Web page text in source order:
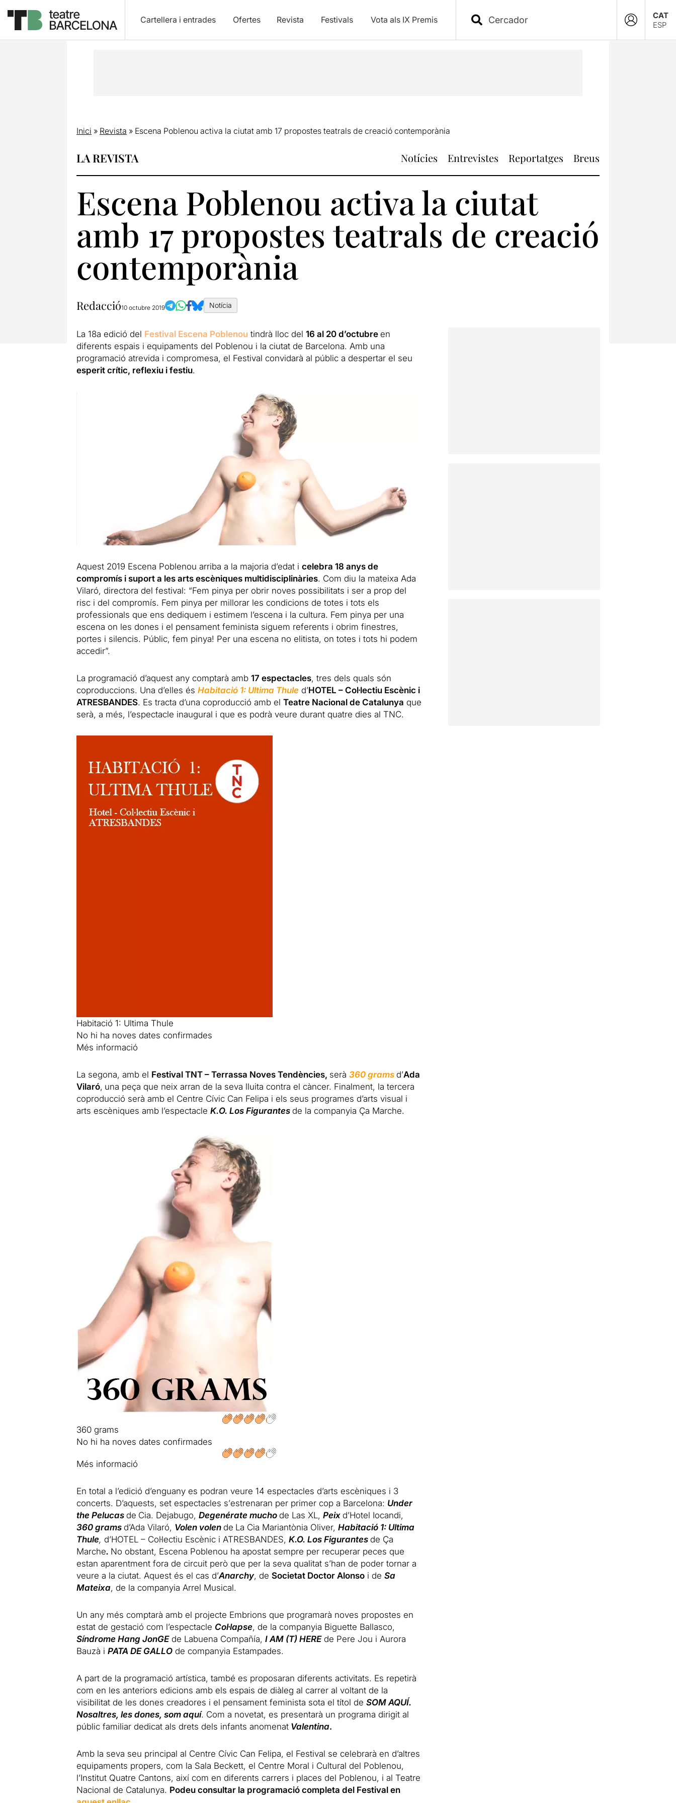
Cartellera i entrades Ofertes Revista Festivals Vota als IX Premis
CAT
ESP
Inici » Revista » Escena Poblenou activa la ciutat amb 17 propostes teatrals de creació contemporània
LA REVISTA Notícies Entrevistes Reportatges Breus
Escena Poblenou activa la ciutat
amb 17 propostes teatrals de creació
contemporània
Redacció10 octubre 2019 Notícia
La 18a edició del Festival Escena Poblenoutindrà lloc del 16 al 20 d’octubre en
diferents espais i equipaments del Poblenou i la ciutat de Barcelona. Amb una
programació atrevida i compromesa, el Festival convidarà al públic a despertar el seu
esperit crític, reflexiu i festiu.
Aquest 2019 Escena Poblenou arriba a la majoria d’edat i celebra 18 anys de
compromís i suport a les arts escèniques multidisciplinàries. Com diu la mateixa Ada
Vilaró, directora del festival: “Fem pinya per obrir noves possibilitats i ser a prop del
risc i del compromís. Fem pinya per millorar les condicions de totes i tots els
professionals que ens dediquem i estimem l’escena i la cultura. Fem pinya per una
escena on les dones i el pensament feminista siguem referents i obrim finestres,
portes i silencis. Públic, fem pinya! Per una escena no elitista, on totes i tots hi podem
accedir”.
La programació d’aquest any comptarà amb 17 espectacles, tres dels quals són
coproduccions. Una d’elles és Habitació 1: Ultima Thule d’HOTEL – Col·lectiu Escènic i
ATRESBANDES. Es tracta d’una coproducció amb el Teatre Nacional de Catalunya que
serà, a més, l’espectacle inaugural i que es podrà veure durant quatre dies al TNC.
Habitació 1: Ultima Thule
No hi ha noves dates confirmades
Més informació
La segona, amb el Festival TNT – Terrassa Noves Tendències, serà 360 grams d’Ada
Vilaró, una peça que neix arran de la seva lluita contra el càncer. Finalment, la tercera
coproducció serà amb el Centre Cívic Can Felipa i els seus programes d’arts visual i
arts escèniques amb l’espectacle K.O. Los Figurantes de la companyia Ça Marche.
360 grams
No hi ha noves dates confirmades
Més informació
En total a l’edició d’enguany es podran veure 14 espectacles d’arts escèniques i 3
concerts. D’aquests, set espectacles s’estrenaran per primer cop a Barcelona: Under
the Pelucas de Cia. Dejabugo, Degenérate mucho de Las XL, Peix d’Hotel Iocandi,
360 grams d’Ada Vilaró, Volen volen de La Cia Mariantònia Oliver, Habitació 1: Ultima
Thule, d’HOTEL – Col·lectiu Escènic i ATRESBANDES, K.O. Los Figurantes de Ça
Marche. No obstant, Escena Poblenou ha apostat sempre per recuperar peces que
estan aparentment fora de circuit però que per la seva qualitat s’han de poder tornar a
veure a la ciutat. Aquest és el cas d’Anarchy, de Societat Doctor Alonsoi de Sa
Mateixa, de la companyia Arrel Musical.
Un any més comptarà amb el projecte Embrions que programarà noves propostes en
estat de gestació com l’espectacle Col·lapse, de la companyia Biguette Ballasco,
Síndrome Hang JonGEde Labuena Compañía, I AM (T) HERE de Pere Jou i Aurora
Bauzà i PATA DE GALLOde companyia Estampades.
A part de la programació artística, també es proposaran diferents activitats. Es repetirà
com en les anteriors edicions amb els espais de diàleg al carrer al voltant de la
visibilitat de les dones creadores i el pensament feminista sota el títol de SOM AQUÍ.
Nosaltres, les dones, som aquí. Com a novetat, es presentarà un programa dirigit al
públic familiar dedicat als drets dels infants anomenatValentina.
Amb la seva seu principal al Centre Cívic Can Felipa, el Festival se celebrarà en d’altres
equipaments propers, com la Sala Beckett, el Centre Moral i Cultural del Poblenou,
l’Institut Quatre Cantons, així com en diferents carrers i places del Poblenou, i al Teatre
Nacional de Catalunya. Podeu consultar la programació completa del Festival en